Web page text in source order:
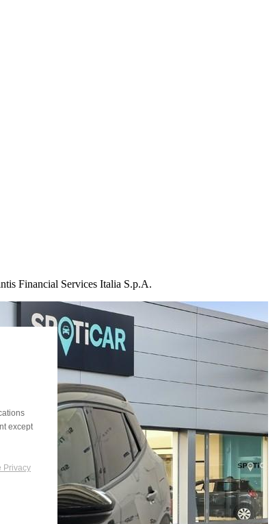
Financial Services Italia S.p.A.
except
Privacy